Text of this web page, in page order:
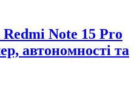
Note 15 Pro
автономності та